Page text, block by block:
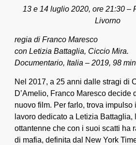
13 e 14 luglio 2020, ore 21:30 –
Livorno
regia di Franco Maresco
con Letizia Battaglia, Ciccio Mira.
Documentario, Italia – 2019, 98
Nel 2017, a 25 anni dalle stragi di
D’Amelio, Franco Maresco decide
nuovo film. Per farlo, trova impulso
lavoro dedicato a Letizia Battaglia,
ottantenne che con i suoi scatti ha
di mafia, definita dal New York